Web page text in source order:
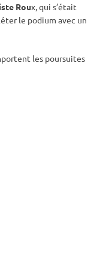
Roux, qui s’était
le podium avec un
les poursuites